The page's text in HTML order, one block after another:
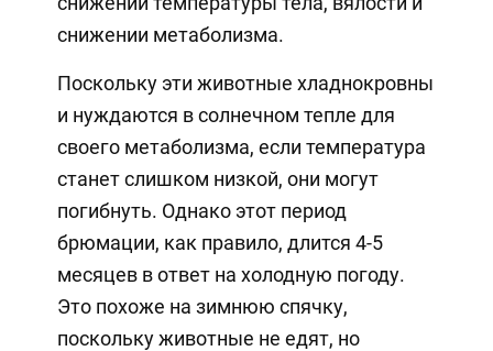
снижении метаболизма.
Поскольку эти животные хладнокровны
и нуждаются в солнечном тепле для
своего метаболизма, если температура
станет слишком низкой, они могут
погибнуть. Однако этот период
брюмации, как правило, длится 4-5
месяцев в ответ на холодную погоду.
Это похоже на зимнюю спячку,
поскольку животные не едят, но